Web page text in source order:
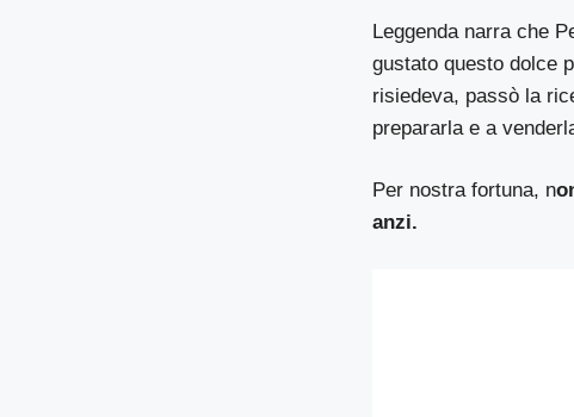
Leggenda narra che
gustato questo dolce
risiedeva, passò la
prepararla e a
Per nostra fortuna, n
anzi.